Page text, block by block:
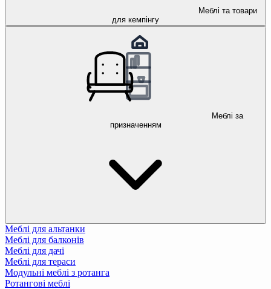
Меблі та товари
для кемпінгу
Меблі за
призначенням
Меблі для альтанки
Меблі для балконів
Меблі для дачі
Меблі для тераси
Модульні меблі з ротанга
Ротангові меблі